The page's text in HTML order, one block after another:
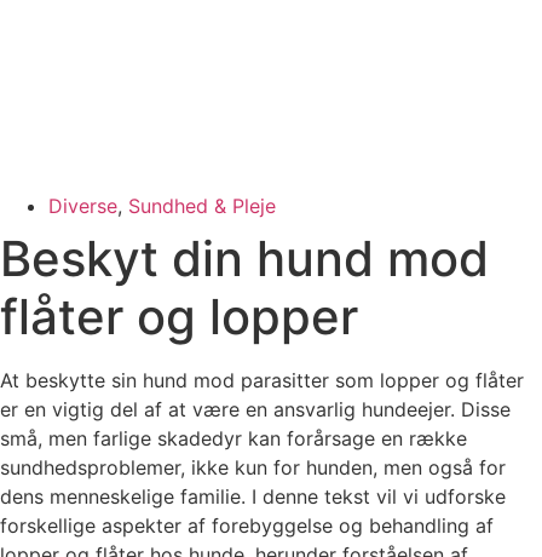
Diverse, Sundhed & Pleje
Beskyt din hund mod
flåter og lopper
At beskytte sin hund mod parasitter som lopper og flåter
er en vigtig del af at være en ansvarlig hundeejer. Disse
små, men farlige skadedyr kan forårsage en række
sundhedsproblemer, ikke kun for hunden, men også for
dens menneskelige familie. I denne tekst vil vi udforske
forskellige aspekter af forebyggelse og behandling af